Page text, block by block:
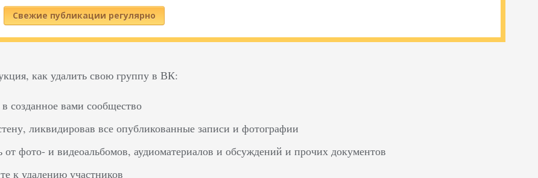
Свежие публикации регулярно
как удалить свою группу в ВК:
созданное вами сообщество
ликвидировав все опубликованные записи и фотографии
от фото- и видеоальбомов, аудиоматериалов и обсуждений и прочих документов
к удалению участников